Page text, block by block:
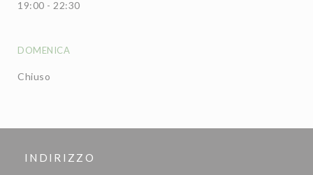
19:00 - 22:30
DOMENICA
Chiuso
INDIRIZZO